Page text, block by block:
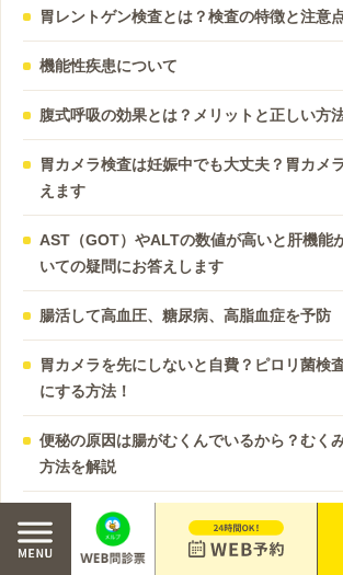
胃レントゲン検査とは？検査の特徴と注意
機能性疾患について
腹式呼吸の効果とは？メリットと正しい方
胃カメラ検査は妊娠中でも大丈夫？胃カメ
えます
AST（GOT）やALTの数値が高いと肝機能
いての疑問にお答えします
腸活して高血圧、糖尿病、高脂血症を予防
胃カメラを先にしないと自費？ピロリ菌検
にする方法！
便秘の原因は腸がむくんでいるから？むく
方法を解説
胆石ができやすい人の特徴とは？胆石の原
逆流性食道炎と食生活の関係について